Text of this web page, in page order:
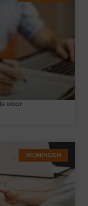
voor
WONINGEN